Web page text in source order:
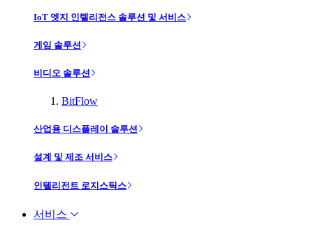
IoT 엣지 인텔리전스 솔루션 및 서비스
게임 솔루션
비디오 솔루션
BitFlow
산업용 디스플레이 솔루션
설계 및 제조 서비스
인텔리전트 로지스틱스
서비스